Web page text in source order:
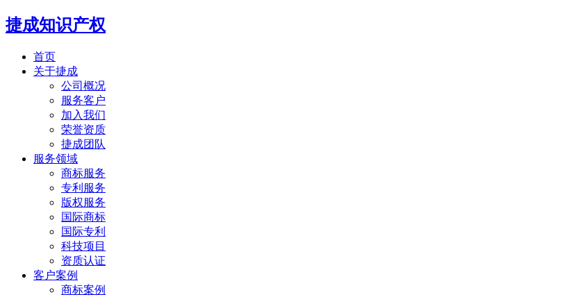
捷成知识产权
首页
关于捷成
公司概况
服务客户
加入我们
荣誉资质
捷成团队
服务领域
商标服务
专利服务
版权服务
国际商标
国际专利
科技项目
资质认证
客户案例
商标案例